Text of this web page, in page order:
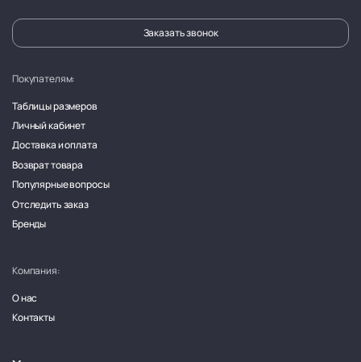
Заказать звонок
Покупателям:
Таблицы размеров
Личный кабинет
Доставка и оплата
Возврат товара
Популярные вопросы
Отследить заказ
Бренды
Компания:
О нас
Контакты